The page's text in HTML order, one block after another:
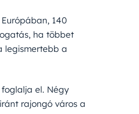
140
ha többet
legismertebb a
el. Négy
rajongó város a